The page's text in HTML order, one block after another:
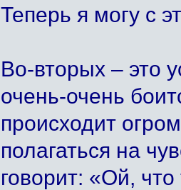
Теперь я могу с
Во-вторых – это
очень-очень
происходит
полагаться на
говорит: «Ой,